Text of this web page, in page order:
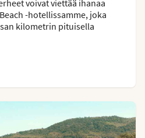
voivat viettää ihanaa
-hotellissamme, joka
kilometrin pituisella